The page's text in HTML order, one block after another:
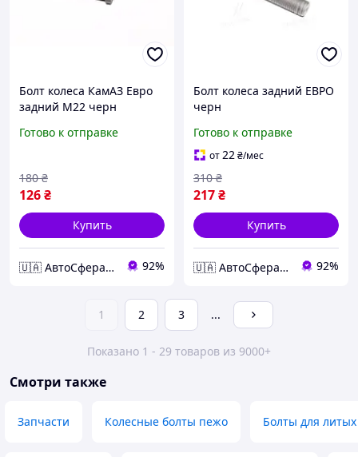
Болт колеса КамАЗ Евро
задний M22 черн
Готово к отправке
126₴
180 ₴
Купить
🇺🇦 АвтоСфера 🇺🇦 92%
Болт колеса задний ЕВРО
черн
Готово к отправке
от22₴/мес
217₴
310 ₴
Купить
🇺🇦 АвтоСфера 🇺🇦 92%
1 2 3 ...
Показано 1 - 29 товаров из 9000+
Смотри также
Запчасти Колесные болты пежо Болты для